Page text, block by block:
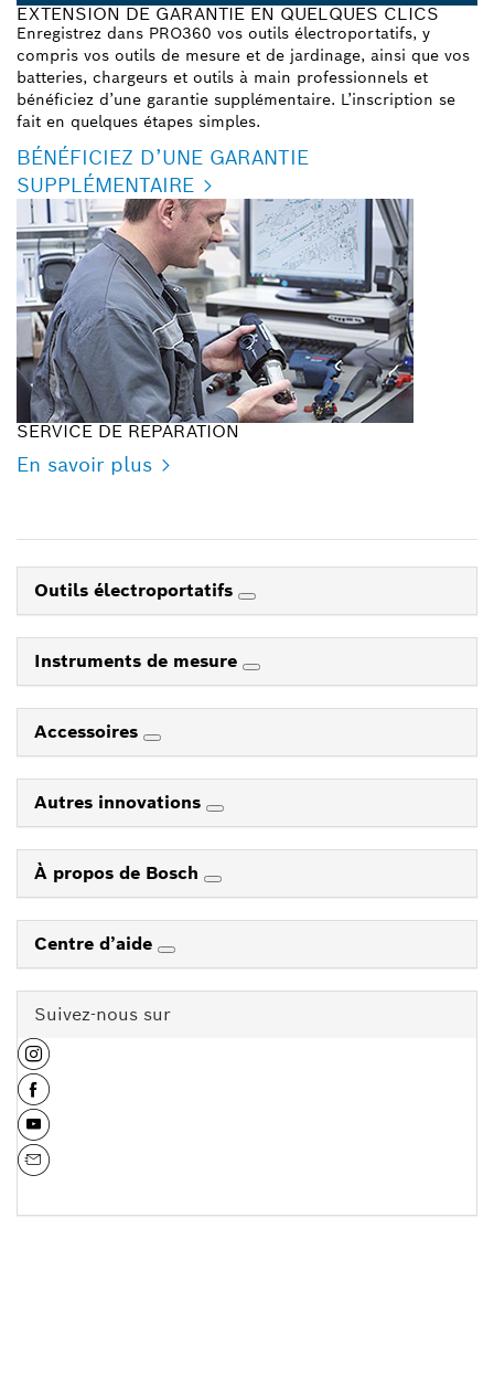
EXTENSION DE GARANTIE EN QUELQUES CLICS
Enregistrez dans PRO360 vos outils électroportatifs, y
compris vos outils de mesure et de jardinage, ainsi que vos
batteries, chargeurs et outils à main professionnels et
bénéficiez d’une garantie supplémentaire. L’inscription se
fait en quelques étapes simples.
BÉNÉFICIEZ D’UNE GARANTIE
SUPPLÉMENTAIRE
SERVICE DE REPARATION
En savoir plus
Outils électroportatifs
Instruments de mesure
Accessoires
Autres innovations
À propos de Bosch
Centre d’aide
Suivez-nous sur